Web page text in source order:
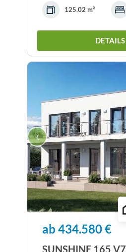
125.02 m²
DETAILS
‹
ab 434.580 €
SUNSHINE 165 V7